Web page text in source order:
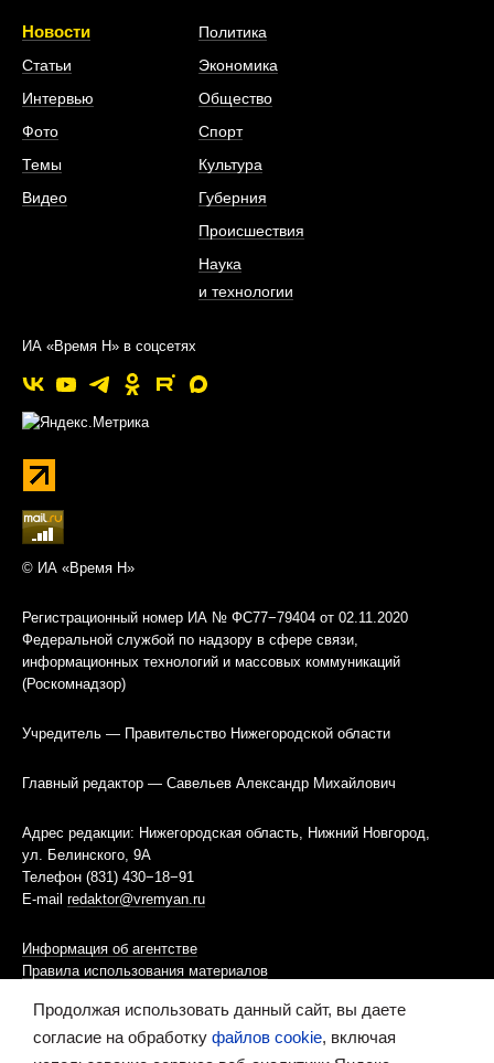
Новости
Статьи
Интервью
Фото
Темы
Видео
Политика
Экономика
Общество
Спорт
Культура
Губерния
Происшествия
Наука
и технологии
ИА «Время Н» в соцсетях
© ИА «Время Н»
Регистрационный номер ИА № ФС77−79404 от 02.11.2020
Федеральной службой по надзору в сфере связи,
информационных технологий и массовых коммуникаций
(Роскомнадзор)
Учредитель — Правительство Нижегородской области
Главный редактор — Савельев Александр Михайлович
Адрес редакции: Нижегородская область, Нижний Новгород,
ул. Белинского, 9А
Телефон (831) 430−18−91
E-mail redaktor@vremyan.ru
Информация об агентстве
Правила использования материалов
Информационная политика использования «cookies»-файлов
Продолжая использовать данный сайт, вы даете
согласие на обработку файлов cookie, включая